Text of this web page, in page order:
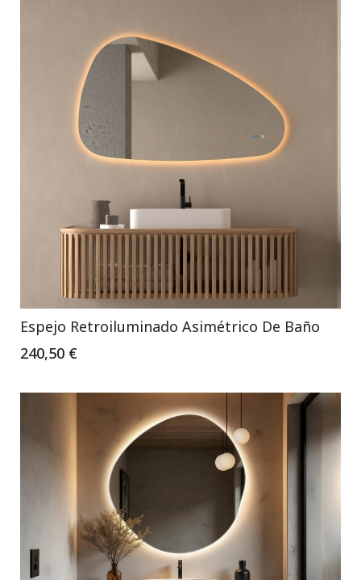
Espejo Retroiluminado Asimétrico De Baño
240,50 €